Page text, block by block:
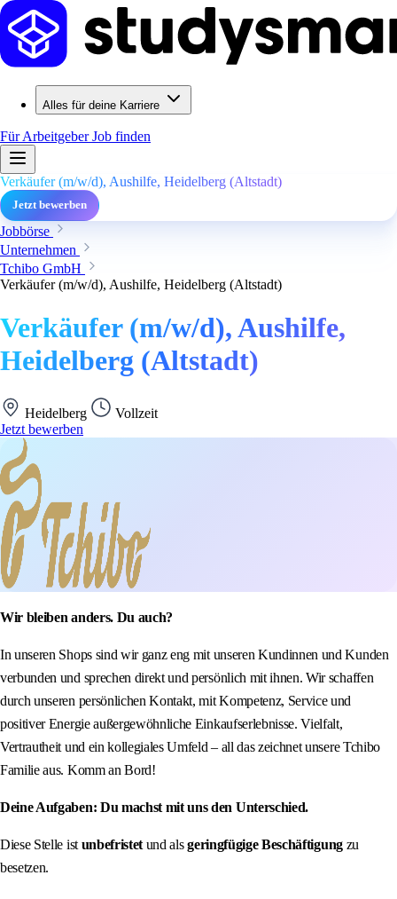
Alles für deine Karriere
Für ArbeitgeberJob finden
Verkäufer (m/w/d), Aushilfe, Heidelberg (Altstadt)
Jetzt bewerben
Jobbörse
Unternehmen
Tchibo GmbH
Verkäufer (m/w/d), Aushilfe, Heidelberg (Altstadt)
Verkäufer (m/w/d), Aushilfe,
Heidelberg (Altstadt)
Heidelberg
Vollzeit
Jetzt bewerben
Wir bleiben anders. Du auch?
In unseren Shops sind wir ganz eng mit unseren Kundinnen und Kunden
verbunden und sprechen direkt und persönlich mit ihnen. Wir schaffen
durch unseren persönlichen Kontakt, mit Kompetenz, Service und
positiver Energie außergewöhnliche Einkaufserlebnisse. Vielfalt,
Vertrautheit und ein kollegiales Umfeld – all das zeichnet unsere Tchibo
Familie aus. Komm an Bord!
Deine Aufgaben: Du machst mit uns den Unterschied.
Diese Stelle ist unbefristet und alsgeringfügige Beschäftigung zu
besetzen.